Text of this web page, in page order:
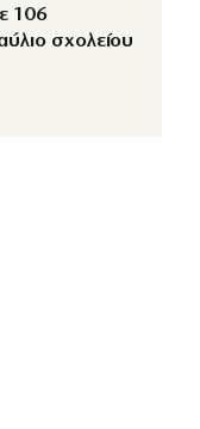
106
σχολείου